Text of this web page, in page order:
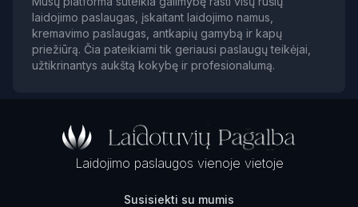
laidojimo paslaugas, įskaitant laidojimo namus,
kremavimo paslaugas, antkapių gamybą ir kapų
priežiūrą. Čia pateikiami tik geriausi paslaugų teikėjai,
užtikrinantys aukštą kokybę ir profesionalumą.
Laidojimo paslaugos vienoje vietoje
Susisiekti su mumis